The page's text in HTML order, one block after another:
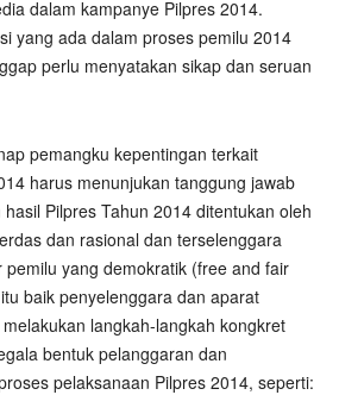
dalam kampanye Pilpres 2014.
yang ada dalam proses pemilu 2014
perlu menyatakan sikap dan seruan
pemangku kepentingan terkait
harus menunjukan tanggung jawab
Pilpres Tahun 2014 ditentukan oleh
dan rasional dan terselenggara
yang demokratik (free and fair
baik penyelenggara dan aparat
langkah-langkah kongkret
bentuk pelanggaran dan
pelaksanaan Pilpres 2014, seperti: